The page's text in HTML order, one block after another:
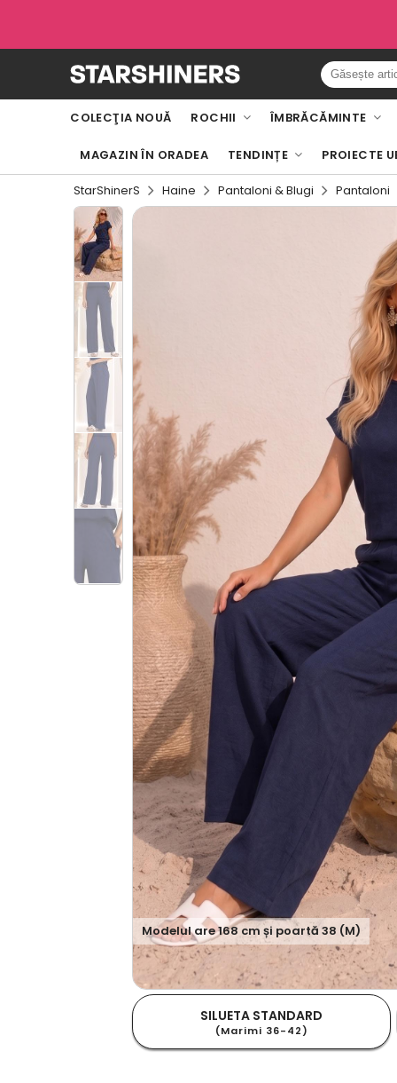
COLECŢIA NOUĂ ROCHII ÎMBRĂCĂMINTE
MAGAZIN ÎN ORADEA TENDINȚE PROIECTE
StarShinerS Haine Pantaloni & Blugi Pantaloni
Modelul are168 cm și poartă38 (M)
SILUETA STANDARD
(Marimi 36-42)